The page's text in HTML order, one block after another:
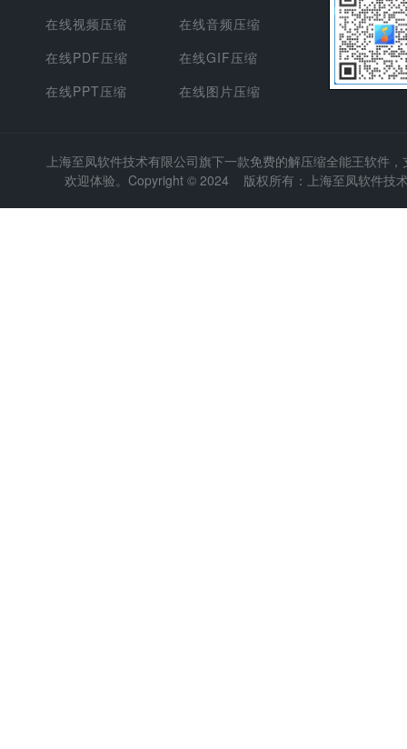
在线视频压缩
在线PDF压缩
在线PPT压缩
在线音频压缩
在线GIF压缩
在线图片压缩
上海至凤软件技术有限公司旗下一款免费的解压缩全能王软件
欢迎体验。Copyright © 2024 版权所有：上海至凤软件技